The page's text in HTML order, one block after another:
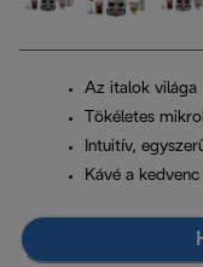
Az italok világa
Tökéletes
Intuitív,
Kávé a